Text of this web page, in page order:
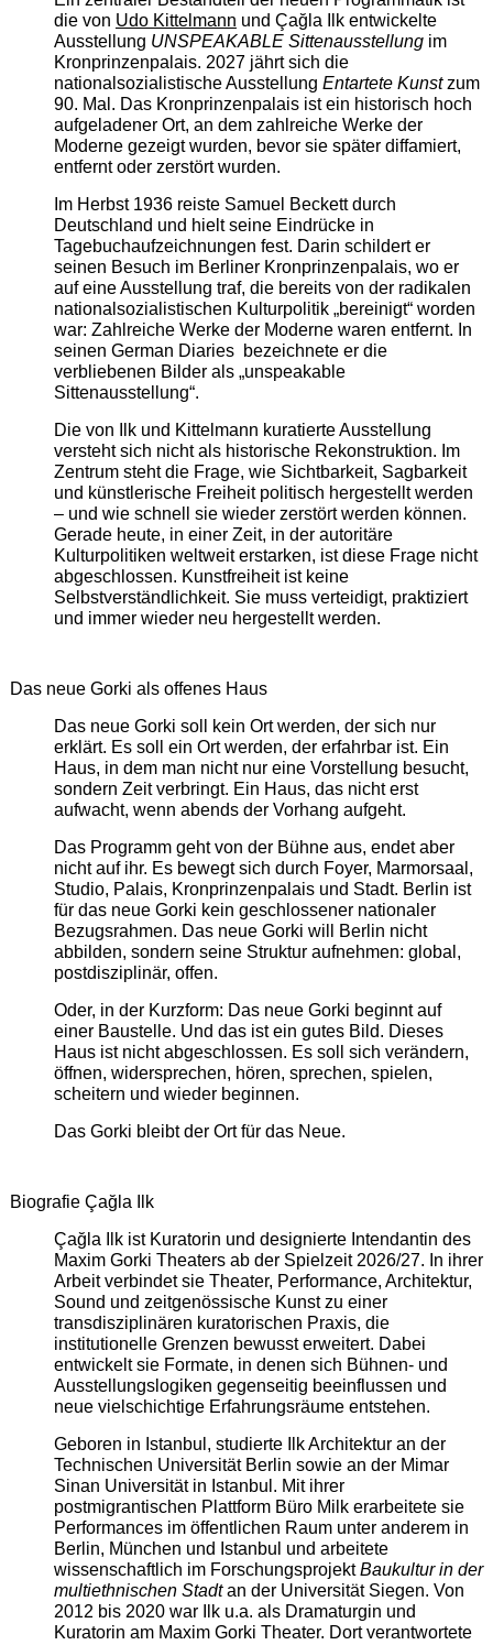
die von Udo Kittelmann und Çağla Ilk entwickelte
Ausstellung UNSPEAKABLE Sittenausstellungim
Kronprinzenpalais. 2027 jährt sich die
nationalsozialistische Ausstellung Entartete Kunstzum
90. Mal. Das Kronprinzenpalais ist ein historisch hoch
aufgeladener Ort, an dem zahlreiche Werke der
Moderne gezeigt wurden, bevor sie später diffamiert,
entfernt oder zerstört wurden.
Im Herbst 1936 reiste Samuel Beckett durch
Deutschland und hielt seine Eindrücke in
Tagebuchaufzeichnungen fest. Darin schildert er
seinen Besuch im Berliner Kronprinzenpalais, wo er
auf eine Ausstellung traf, die bereits von der radikalen
nationalsozialistischen Kulturpolitik „bereinigt“ worden
war: Zahlreiche Werke der Moderne waren entfernt. In
seinen German Diaries bezeichnete er die
verbliebenen Bilder als „unspeakable
Sittenausstellung“.
Die von Ilk und Kittelmann kuratierte Ausstellung
versteht sich nicht als historische Rekonstruktion. Im
Zentrum steht die Frage, wie Sichtbarkeit, Sagbarkeit
und künstlerische Freiheit politisch hergestellt werden
– und wie schnell sie wieder zerstört werden können.
Gerade heute, in einer Zeit, in der autoritäre
Kulturpolitiken weltweit erstarken, ist diese Frage nicht
abgeschlossen. Kunstfreiheit ist keine
Selbstverständlichkeit. Sie muss verteidigt, praktiziert
und immer wieder neu hergestellt werden.
Das neue Gorki als offenes Haus
Das neue Gorki soll kein Ort werden, der sich nur
erklärt. Es soll ein Ort werden, der erfahrbar ist. Ein
Haus, in dem man nicht nur eine Vorstellung besucht,
sondern Zeit verbringt. Ein Haus, das nicht erst
aufwacht, wenn abends der Vorhang aufgeht.
Das Programm geht von der Bühne aus, endet aber
nicht auf ihr. Es bewegt sich durch Foyer, Marmorsaal,
Studio, Palais, Kronprinzenpalais und Stadt. Berlin ist
für das neue Gorki kein geschlossener nationaler
Bezugsrahmen. Das neue Gorki will Berlin nicht
abbilden, sondern seine Struktur aufnehmen: global,
postdisziplinär, offen.
Oder, in der Kurzform: Das neue Gorki beginnt auf
einer Baustelle. Und das ist ein gutes Bild. Dieses
Haus ist nicht abgeschlossen. Es soll sich verändern,
öffnen, widersprechen, hören, sprechen, spielen,
scheitern und wieder beginnen.
Das Gorki bleibt der Ort für das Neue.
Biografie Çağla Ilk
Çağla Ilk ist Kuratorin und designierte Intendantin des
Maxim Gorki Theaters ab der Spielzeit 2026/27. In ihrer
Arbeit verbindet sie Theater, Performance, Architektur,
Sound und zeitgenössische Kunst zu einer
transdisziplinären kuratorischen Praxis, die
institutionelle Grenzen bewusst erweitert. Dabei
entwickelt sie Formate, in denen sich Bühnen- und
Ausstellungslogiken gegenseitig beeinflussen und
neue vielschichtige Erfahrungsräume entstehen.
Geboren in Istanbul, studierte Ilk Architektur an der
Technischen Universität Berlin sowie an der Mimar
Sinan Universität in Istanbul. Mit ihrer
postmigrantischen Plattform Büro Milk erarbeitete sie
Performances im öffentlichen Raum unter anderem in
Berlin, München und Istanbul und arbeitete
wissenschaftlich im ForschungsprojektBaukultur in der
multiethnischen Stadtan der Universität Siegen. Von
2012 bis 2020 war Ilk u.a. als Dramaturgin und
Kuratorin am Maxim Gorki Theater. Dort verantwortete